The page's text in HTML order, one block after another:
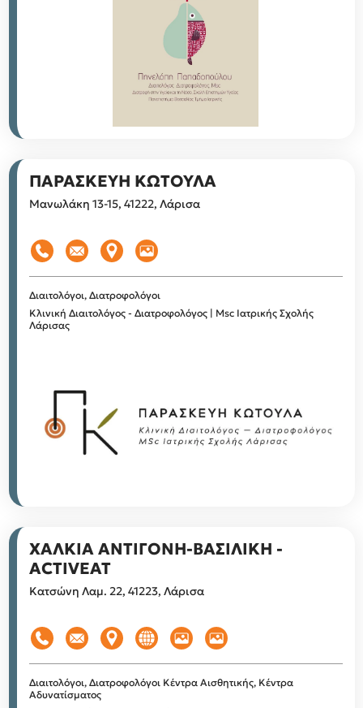
ΠΑΡΑΣΚΕΥΗ ΚΩΤΟΥΛΑ
Μανωλάκη 13-15, 41222, Λάρισα
Διαιτολόγοι, Διατροφολόγοι
Κλινική Διαιτολόγος - Διατροφολόγος | Msc Ιατρικής Σχολής
Λάρισας
ΧΑΛΚΙΑ ΑΝΤΙΓΟΝΗ-ΒΑΣΙΛΙΚΗ -
ACTIVEAT
Κατσώνη Λαμ. 22, 41223, Λάρισα
Διαιτολόγοι, Διατροφολόγοι Κέντρα Αισθητικής, Κέντρα
Αδυνατίσματος